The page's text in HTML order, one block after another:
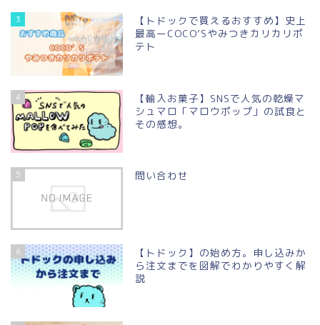
3
【トドックで買えるおすすめ】史上
最高ーCOCO’Sやみつきカリカリポ
テト
4
【輸入お菓子】SNSで人気の乾燥マ
シュマロ「マロウポップ」の試食と
その感想。
5 問い合わせ
6
【トドック】の始め方。申し込みか
ら注文までを図解でわかりやすく解
説